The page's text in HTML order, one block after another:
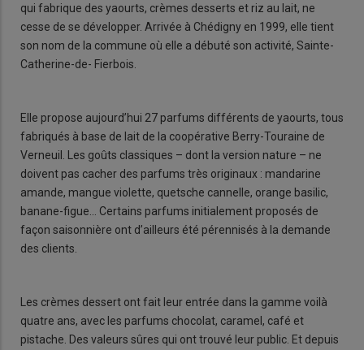
qui fabrique des yaourts, crèmes desserts et riz au lait, ne
cesse de se développer. Arrivée à Chédigny en 1999, elle tient
son nom de la commune où elle a débuté son activité, Sainte-
Catherine-de- Fierbois.
Elle propose aujourd’hui 27 parfums différents de yaourts, tous
fabriqués à base de lait de la coopérative Berry-Touraine de
Verneuil. Les goûts classiques – dont la version nature – ne
doivent pas cacher des parfums très originaux : mandarine
amande, mangue violette, quetsche cannelle, orange basilic,
banane-figue… Certains parfums initialement proposés de
façon saisonnière ont d’ailleurs été pérennisés à la demande
des clients.
Les crèmes dessert ont fait leur entrée dans la gamme voilà
quatre ans, avec les parfums chocolat, caramel, café et
pistache. Des valeurs sûres qui ont trouvé leur public. Et depuis